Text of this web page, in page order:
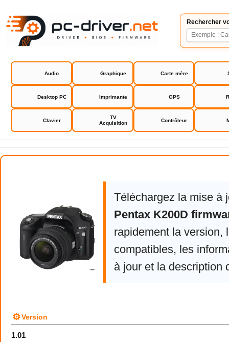
Rechercher
Audio Graphique Carte mère
Desktop PC Imprimante GPS
Clavier
TV
Acquisition
Contrôleur
Pentax K200D firmware
Téléchargez la mise à
Pentax K200D
rapidement la version,
compatibles, les
à jour et la description
⚙Version
1.01